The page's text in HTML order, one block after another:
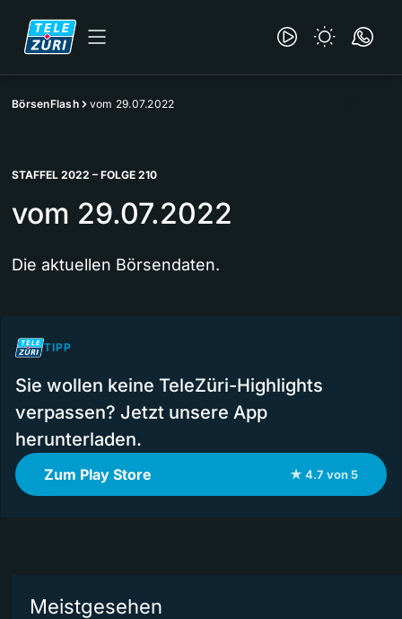
BörsenFlash vom 29.07.2022
STAFFEL 2022 – FOLGE 210
vom 29.07.2022
Die aktuellen Börsendaten.
TIPP
Sie wollen keine TeleZüri-Highlights
verpassen? Jetzt unsere App
herunterladen.
Zum Play Store ★ 4.7 von 5
Meistgesehen